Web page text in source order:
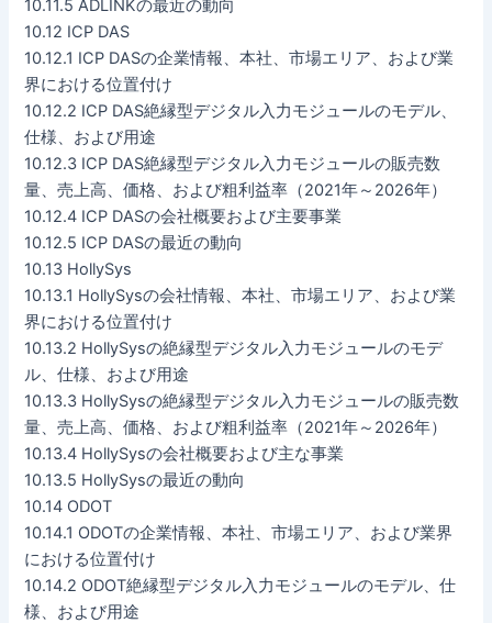
10.11.5 ADLINKの最近の動向
10.12 ICP DAS
10.12.1 ICP DASの企業情報、本社、市場エリア、および業
界における位置付け
10.12.2 ICP DAS絶縁型デジタル入力モジュールのモデル、
仕様、および用途
10.12.3 ICP DAS絶縁型デジタル入力モジュールの販売数
量、売上高、価格、および粗利益率（2021年～2026年）
10.12.4 ICP DASの会社概要および主要事業
10.12.5 ICP DASの最近の動向
10.13 HollySys
10.13.1 HollySysの会社情報、本社、市場エリア、および業
界における位置付け
10.13.2 HollySysの絶縁型デジタル入力モジュールのモデ
ル、仕様、および用途
10.13.3 HollySysの絶縁型デジタル入力モジュールの販売数
量、売上高、価格、および粗利益率（2021年～2026年）
10.13.4 HollySysの会社概要および主な事業
10.13.5 HollySysの最近の動向
10.14 ODOT
10.14.1 ODOTの企業情報、本社、市場エリア、および業界
における位置付け
10.14.2 ODOT絶縁型デジタル入力モジュールのモデル、仕
様、および用途